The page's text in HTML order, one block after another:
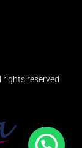
rights reserved